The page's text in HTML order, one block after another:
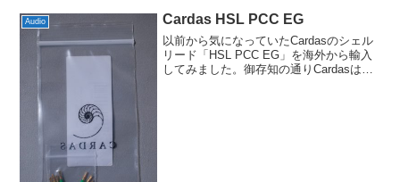
Audio Cardas HSL PCC EG
以前から気になっていたCardasのシェル
リード「HSL PCC EG」を海外から輸入
してみました。御存知の通りCardasはア